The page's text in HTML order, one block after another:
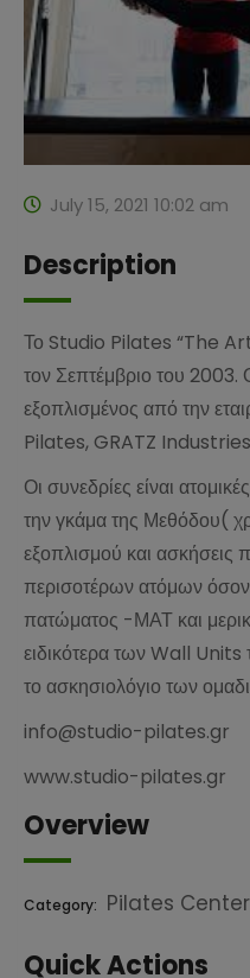
July 15, 2021 10:02 am
Description
Το Studio Pilates “The
τον Σεπτέμβριο του
εξοπλισμένος από την
Pilates, GRATZ Industries
Οι συνεδρίες είναι
την γκάμα της Μεθόδου(
εξοπλισμού και
περισοτέρων ατόμων
πατώματος -ΜΑΤ και
ειδικότερα των Wall Units
το ασκησιολόγιο των
info@studio-pilates.gr
www.studio-pilates.gr
Overview
Category: Pilates Center
Quick Actions